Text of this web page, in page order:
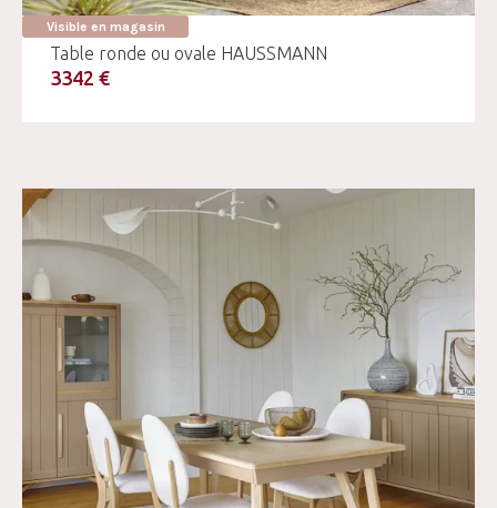
Visible en magasin
Table ronde ou ovale HAUSSMANN
3342 €